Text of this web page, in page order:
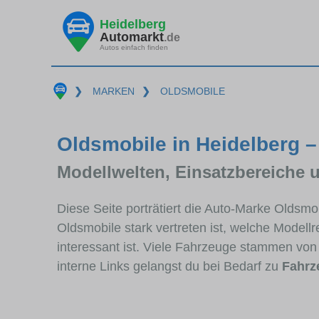
Heidelberg
Automarkt.de
Autos einfach finden
❯ MARKEN ❯ OLDSMOBILE
Oldsmobile in Heidelberg
Modellwelten, Einsatzbereiche
Diese Seite porträtiert die Auto-Marke
Oldsmobile stark vertreten ist, welche
interessant ist. Viele Fahrzeuge stammen
interne Links gelangst du bei Bedarf zu